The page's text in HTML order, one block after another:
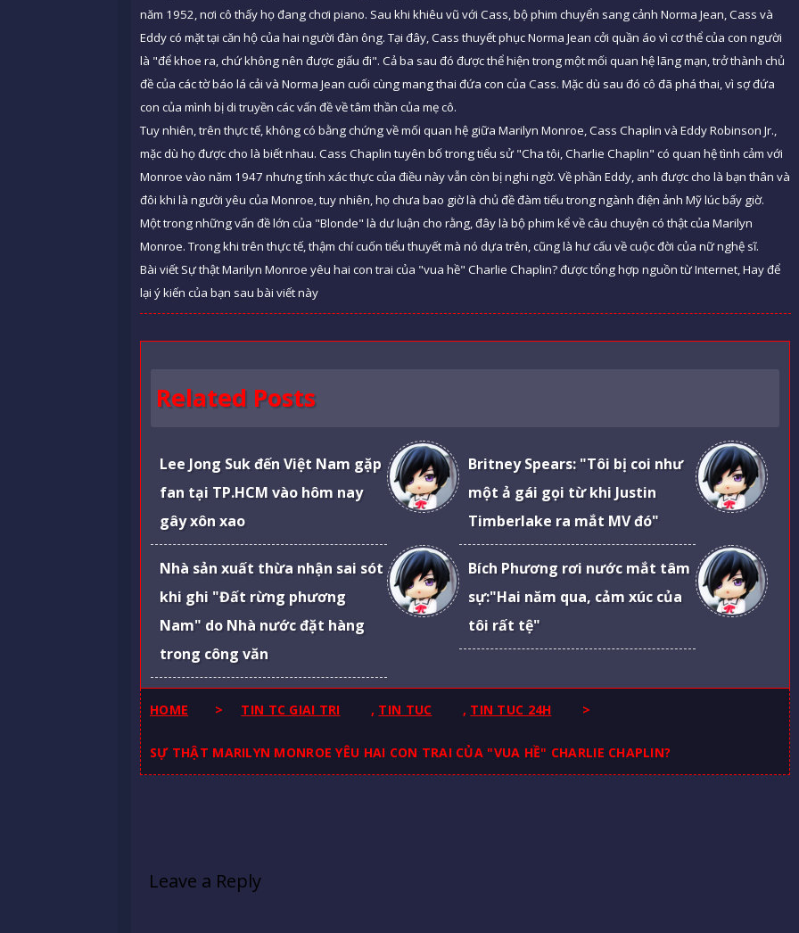
năm 1952, nơi cô thấy họ đang chơi piano. Sau khi khiêu vũ với Cass, bộ phim chuyển sang cảnh Norma Jean, Cass và
Eddy có mặt tại căn hộ của hai người đàn ông. Tại đây, Cass thuyết phục Norma Jean cởi quần áo vì cơ thể của con người
là "để khoe ra, chứ không nên được giấu đi". Cả ba sau đó được thể hiện trong một mối quan hệ lãng mạn, trở thành chủ
đề của các tờ báo lá cải và Norma Jean cuối cùng mang thai đứa con của Cass. Mặc dù sau đó cô đã phá thai, vì sợ đứa
con của mình bị di truyền các vấn đề về tâm thần của mẹ cô.
Tuy nhiên, trên thực tế, không có bằng chứng về mối quan hệ giữa Marilyn Monroe, Cass Chaplin và Eddy Robinson Jr.,
mặc dù họ được cho là biết nhau. Cass Chaplin tuyên bố trong tiểu sử "Cha tôi, Charlie Chaplin" có quan hệ tình cảm với
Monroe vào năm 1947 nhưng tính xác thực của điều này vẫn còn bị nghi ngờ. Về phần Eddy, anh được cho là bạn thân và
đôi khi là người yêu của Monroe, tuy nhiên, họ chưa bao giờ là chủ đề đàm tiếu trong ngành điện ảnh Mỹ lúc bấy giờ.
Một trong những vấn đề lớn của "Blonde" là dư luận cho rằng, đây là bộ phim kể về câu chuyện có thật của Marilyn
Monroe. Trong khi trên thực tế, thậm chí cuốn tiểu thuyết mà nó dựa trên, cũng là hư cấu về cuộc đời của nữ nghệ sĩ.
Bài viết Sự thật Marilyn Monroe yêu hai con trai của "vua hề" Charlie Chaplin? được tổng hợp nguồn từ Internet, Hay để
lại ý kiến của bạn sau bài viết này
Related Posts
Lee Jong Suk đến Việt Nam gặp
fan tại TP.HCM vào hôm nay
gây xôn xao
Britney Spears: "Tôi bị coi như
một ả gái gọi từ khi Justin
Timberlake ra mắt MV đó"
Nhà sản xuất thừa nhận sai sót
khi ghi "Đất rừng phương
Nam" do Nhà nước đặt hàng
trong công văn
Bích Phương rơi nước mắt tâm
sự:"Hai năm qua, cảm xúc của
tôi rất tệ"
HOME > TIN TC GIAI TRI , TIN TUC , TIN TUC 24H >
SỰ THẬT MARILYN MONROE YÊU HAI CON TRAI CỦA "VUA HỀ" CHARLIE CHAPLIN?
Leave a Reply